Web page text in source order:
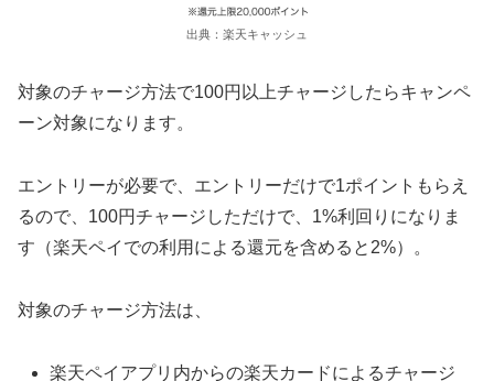
出典：楽天キャッシュ
対象のチャージ方法で100円以上チャージしたらキャンペ
ーン対象になります。
エントリーが必要で、エントリーだけで1ポイントもらえ
るので、100円チャージしただけで、1%利回りになりま
す（楽天ペイでの利用による還元を含めると2%）。
対象のチャージ方法は、
楽天ペイアプリ内からの楽天カードによるチャージ